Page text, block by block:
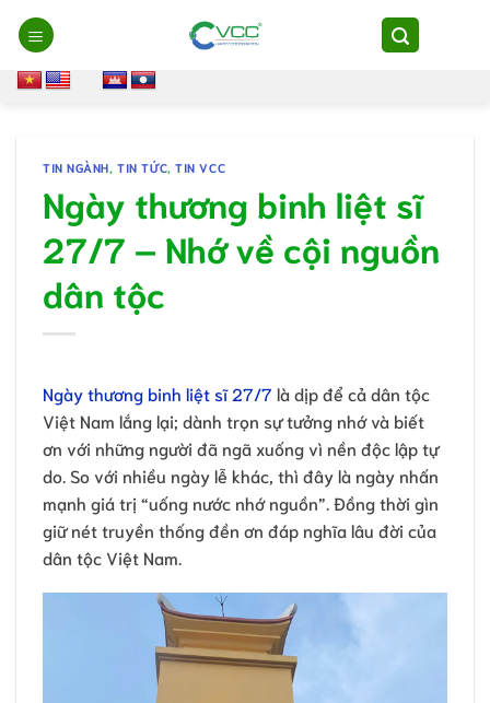
Chuyển
đến
nội
dung
TIN NGÀNH,TIN TỨC,TIN VCC
Ngày thương binh liệt sĩ
27/7 – Nhớ về cội nguồn
dân tộc
Ngày thương binh liệt sĩ 27/7 là dịp để cả dân tộc
Việt Nam lắng lại; dành trọn sự tưởng nhớ và biết
ơn với những người đã ngã xuống vì nền độc lập tự
do. So với nhiều ngày lễ khác, thì đây là ngày nhấn
mạnh giá trị “uống nước nhớ nguồn”. Đồng thời gìn
giữ nét truyền thống đền ơn đáp nghĩa lâu đời của
dân tộc Việt Nam.